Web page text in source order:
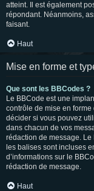
atteint. Il est également
répondant. Néanmoins,
faisant.
Haut
Mise en forme et
Que sont les BBCodes ?
Le BBCode est une
contrôle de mise en forme
décider si vous pouvez
dans chacun de vos
rédaction de message.
les balises sont incluses
d’informations sur le
rédaction de message.
Haut